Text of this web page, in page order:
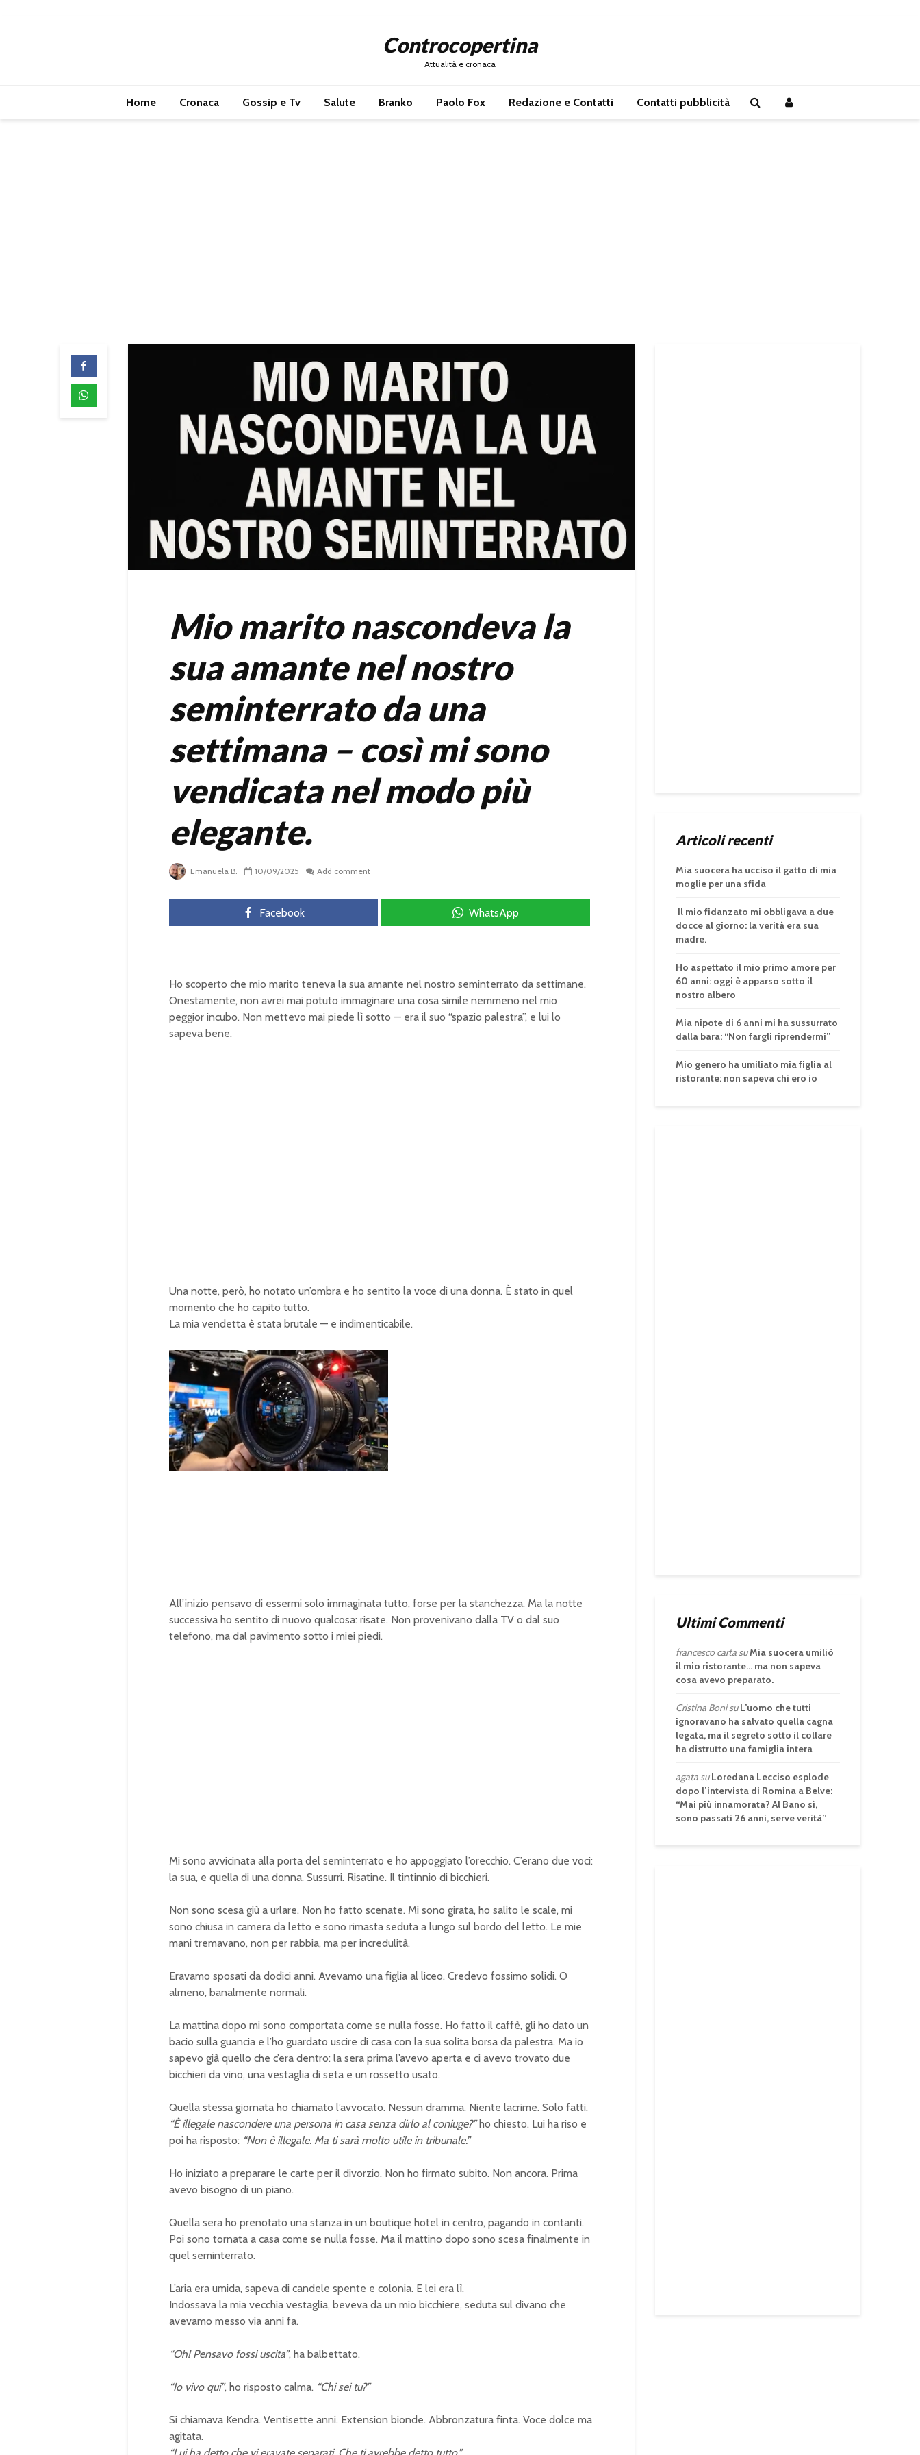
Controcopertina
Attualità e cronaca
Home Cronaca Gossip e Tv Salute Branko Paolo Fox Redazione e Contatti Contatti pubblicità
Mio marito nascondeva la
sua amante nel nostro
seminterrato da una
settimana – così mi sono
vendicata nel modo più
elegante.
Emanuela B. 10/09/2025 Add comment
Facebook WhatsApp
Ho scoperto che mio marito teneva la sua amante nel nostro seminterrato da settimane.
Onestamente, non avrei mai potuto immaginare una cosa simile nemmeno nel mio
peggior incubo. Non mettevo mai piede lì sotto — era il suo “spazio palestra”, e lui lo
sapeva bene.
Una notte, però, ho notato un’ombra e ho sentito la voce di una donna. È stato in quel
momento che ho capito tutto.
La mia vendetta è stata brutale — e indimenticabile.
n
m
L
o
All’inizio pensavo di essermi solo immaginata tutto, forse per la stanchezza. Ma la notte
successiva ho sentito di nuovo qualcosa: risate. Non provenivano dalla TV o dal suo
telefono, ma dal pavimento sotto i miei piedi.
Mi sono avvicinata alla porta del seminterrato e ho appoggiato l’orecchio. C’erano due voci:
la sua, e quella di una donna. Sussurri. Risatine. Il tintinnio di bicchieri.
Non sono scesa giù a urlare. Non ho fatto scenate. Mi sono girata, ho salito le scale, mi
sono chiusa in camera da letto e sono rimasta seduta a lungo sul bordo del letto. Le mie
mani tremavano, non per rabbia, ma per incredulità.
Eravamo sposati da dodici anni. Avevamo una figlia al liceo. Credevo fossimo solidi. O
almeno, banalmente normali.
La mattina dopo mi sono comportata come se nulla fosse. Ho fatto il caffè, gli ho dato un
bacio sulla guancia e l’ho guardato uscire di casa con la sua solita borsa da palestra. Ma io
sapevo già quello che c’era dentro: la sera prima l’avevo aperta e ci avevo trovato due
bicchieri da vino, una vestaglia di seta e un rossetto usato.
Quella stessa giornata ho chiamato l’avvocato. Nessun dramma. Niente lacrime. Solo fatti.
“È illegale nascondere una persona in casa senza dirlo al coniuge?”ho chiesto. Lui ha riso e
poi ha risposto: “Non è illegale. Ma ti sarà molto utile in tribunale.”
Ho iniziato a preparare le carte per il divorzio. Non ho firmato subito. Non ancora. Prima
avevo bisogno di un piano.
Quella sera ho prenotato una stanza in un boutique hotel in centro, pagando in contanti.
Poi sono tornata a casa come se nulla fosse. Ma il mattino dopo sono scesa finalmente in
quel seminterrato.
L’aria era umida, sapeva di candele spente e colonia. E lei era lì.
Indossava la mia vecchia vestaglia, beveva da un mio bicchiere, seduta sul divano che
avevamo messo via anni fa.
“Oh! Pensavo fossi uscita”, ha balbettato.
“Io vivo qui”, ho risposto calma. “Chi sei tu?”
Si chiamava Kendra. Ventisette anni. Extension bionde. Abbronzatura finta. Voce dolce ma
agitata.
Articoli recenti
Mia suocera ha ucciso il gatto di mia
moglie per una sfida
Il mio fidanzato mi obbligava a due
docce al giorno: la verità era sua
madre.
Ho aspettato il mio primo amore per
60 anni: oggi è apparso sotto il
nostro albero
Mia nipote di 6 anni mi ha sussurrato
dalla bara: “Non fargli riprendermi”
Mio genero ha umiliato mia figlia al
ristorante: non sapeva chi ero io
Ultimi Commenti
francesco cartasuMia suocera umiliò
il mio ristorante… ma non sapeva
cosa avevo preparato.
Cristina BonisuL’uomo che tutti
ignoravano ha salvato quella cagna
legata, ma il segreto sotto il collare
ha distrutto una famiglia intera
agatasuLoredana Lecciso esplode
dopo l’intervista di Romina a Belve:
“Mai più innamorata? Al Bano sì,
sono passati 26 anni, serve verità”